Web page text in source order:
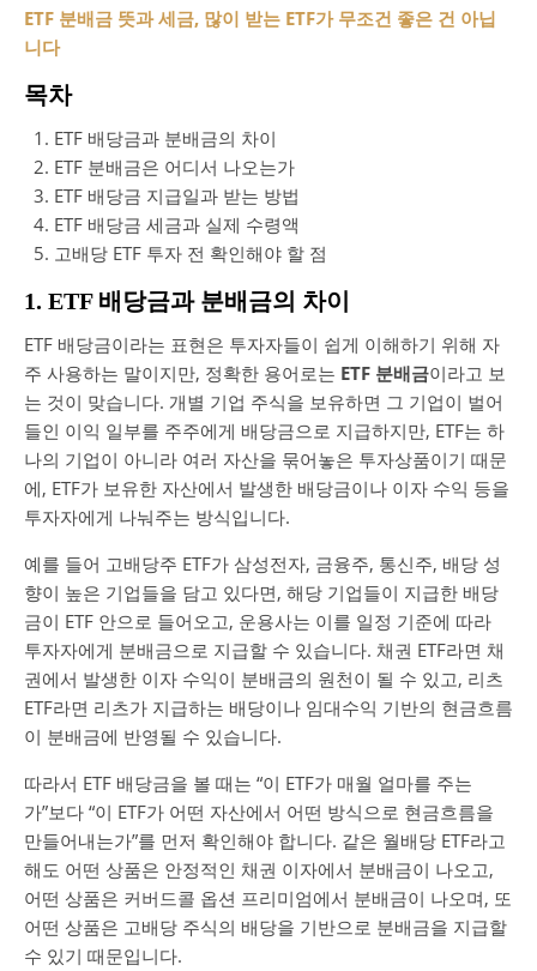
ETF 분배금 뜻과 세금, 많이 받는 ETF가 무조건 좋은 건 아닙
니다
목차
ETF 배당금과 분배금의 차이
ETF 분배금은 어디서 나오는가
ETF 배당금 지급일과 받는 방법
ETF 배당금 세금과 실제 수령액
고배당 ETF 투자 전 확인해야 할 점
1. ETF 배당금과 분배금의 차이
ETF 배당금이라는 표현은 투자자들이 쉽게 이해하기 위해 자
주 사용하는 말이지만, 정확한 용어로는 ETF 분배금이라고 보
는 것이 맞습니다. 개별 기업 주식을 보유하면 그 기업이 벌어
들인 이익 일부를 주주에게 배당금으로 지급하지만, ETF는 하
나의 기업이 아니라 여러 자산을 묶어놓은 투자상품이기 때문
에, ETF가 보유한 자산에서 발생한 배당금이나 이자 수익 등을
투자자에게 나눠주는 방식입니다.
예를 들어 고배당주 ETF가 삼성전자, 금융주, 통신주, 배당 성
향이 높은 기업들을 담고 있다면, 해당 기업들이 지급한 배당
금이 ETF 안으로 들어오고, 운용사는 이를 일정 기준에 따라
투자자에게 분배금으로 지급할 수 있습니다. 채권 ETF라면 채
권에서 발생한 이자 수익이 분배금의 원천이 될 수 있고, 리츠
ETF라면 리츠가 지급하는 배당이나 임대수익 기반의 현금흐름
이 분배금에 반영될 수 있습니다.
따라서 ETF 배당금을 볼 때는 “이 ETF가 매월 얼마를 주는
가”보다 “이 ETF가 어떤 자산에서 어떤 방식으로 현금흐름을
만들어내는가”를 먼저 확인해야 합니다. 같은 월배당 ETF라고
해도 어떤 상품은 안정적인 채권 이자에서 분배금이 나오고,
어떤 상품은 커버드콜 옵션 프리미엄에서 분배금이 나오며, 또
어떤 상품은 고배당 주식의 배당을 기반으로 분배금을 지급할
수 있기 때문입니다.